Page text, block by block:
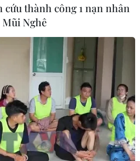
thức để nâng cao hoạt
công đoàn
hội nhập quốc tế ngày càng
mạng công nghiệp 4.0 đang đặt
về sứ mệnh, vai trò đối với tổ
cứu thành công 1 nạn nhân
Nghê